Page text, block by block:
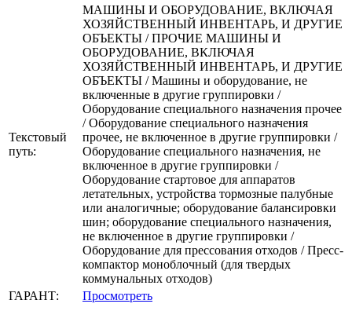
Текстовый
путь:
МАШИНЫ И ОБОРУДОВАНИЕ, ВКЛЮЧАЯ
ХОЗЯЙСТВЕННЫЙ ИНВЕНТАРЬ, И ДРУГИЕ
ОБЪЕКТЫ / ПРОЧИЕ МАШИНЫ И
ОБОРУДОВАНИЕ, ВКЛЮЧАЯ
ХОЗЯЙСТВЕННЫЙ ИНВЕНТАРЬ, И ДРУГИЕ
ОБЪЕКТЫ / Машины и оборудование, не
включенные в другие группировки /
Оборудование специального назначения прочее
/ Оборудование специального назначения
прочее, не включенное в другие группировки /
Оборудование специального назначения, не
включенное в другие группировки /
Оборудование стартовое для аппаратов
летательных, устройства тормозные палубные
или аналогичные; оборудование балансировки
шин; оборудование специального назначения,
не включенное в другие группировки /
Оборудование для прессования отходов / Пресс-
компактор моноблочный (для твердых
коммунальных отходов)
ГАРАНТ:
Просмотреть